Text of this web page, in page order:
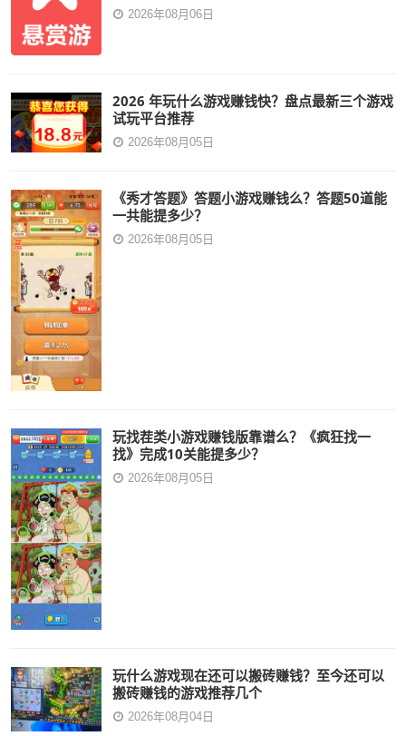
2026年08月06日
2026 年玩什么游戏赚钱快？盘点最新三个游戏
试玩平台推荐
2026年08月05日
《秀才答题》答题小游戏赚钱么？答题50道能
一共能提多少？
2026年08月05日
玩找茬类小游戏赚钱版靠谱么？《疯狂找一
找》完成10关能提多少？
2026年08月05日
玩什么游戏现在还可以搬砖赚钱？至今还可以
搬砖赚钱的游戏推荐几个
2026年08月04日